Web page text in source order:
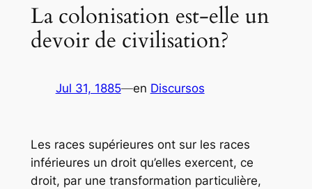
La colonisation est-elle un
devoir de civilisation?
Jul 31, 1885—en Discursos
Les races supérieures ont sur les races
inférieures un droit qu’elles exercent, ce
droit, par une transformation particulière,